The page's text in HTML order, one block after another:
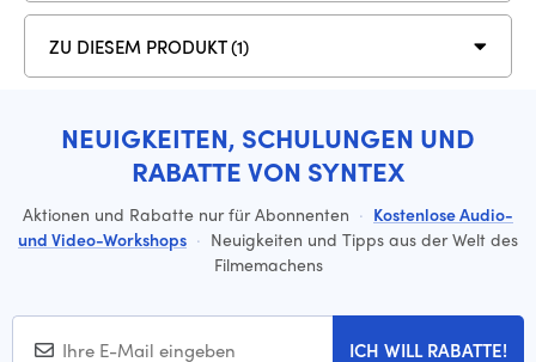
ZU DIESEM PRODUKT (1)
NEUIGKEITEN, SCHULUNGEN UND
RABATTE VON SYNTEX
Aktionen und Rabatte nur für Abonnenten · Kostenlose Audio-
und Video-Workshops · Neuigkeiten und Tipps aus der Welt des
Filmemachens
ICH WILL RABATTE!